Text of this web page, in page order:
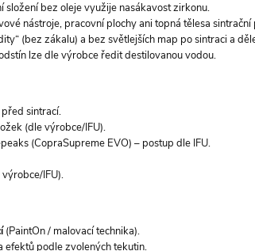
složení bez oleje využije nasákavost zirkonu.
nástroje, pracovní plochy ani topná tělesa sintrační
(bez zákalu) a bez světlejších map po sintraci a
lze dle výrobce ředit destilovanou vodou.
sintrací.
(dle výrobce/IFU).
(CopraSupreme EVO) – postup dle IFU.
IFU).
(PaintOn / malovací technika).
efektů podle zvolených tekutin.